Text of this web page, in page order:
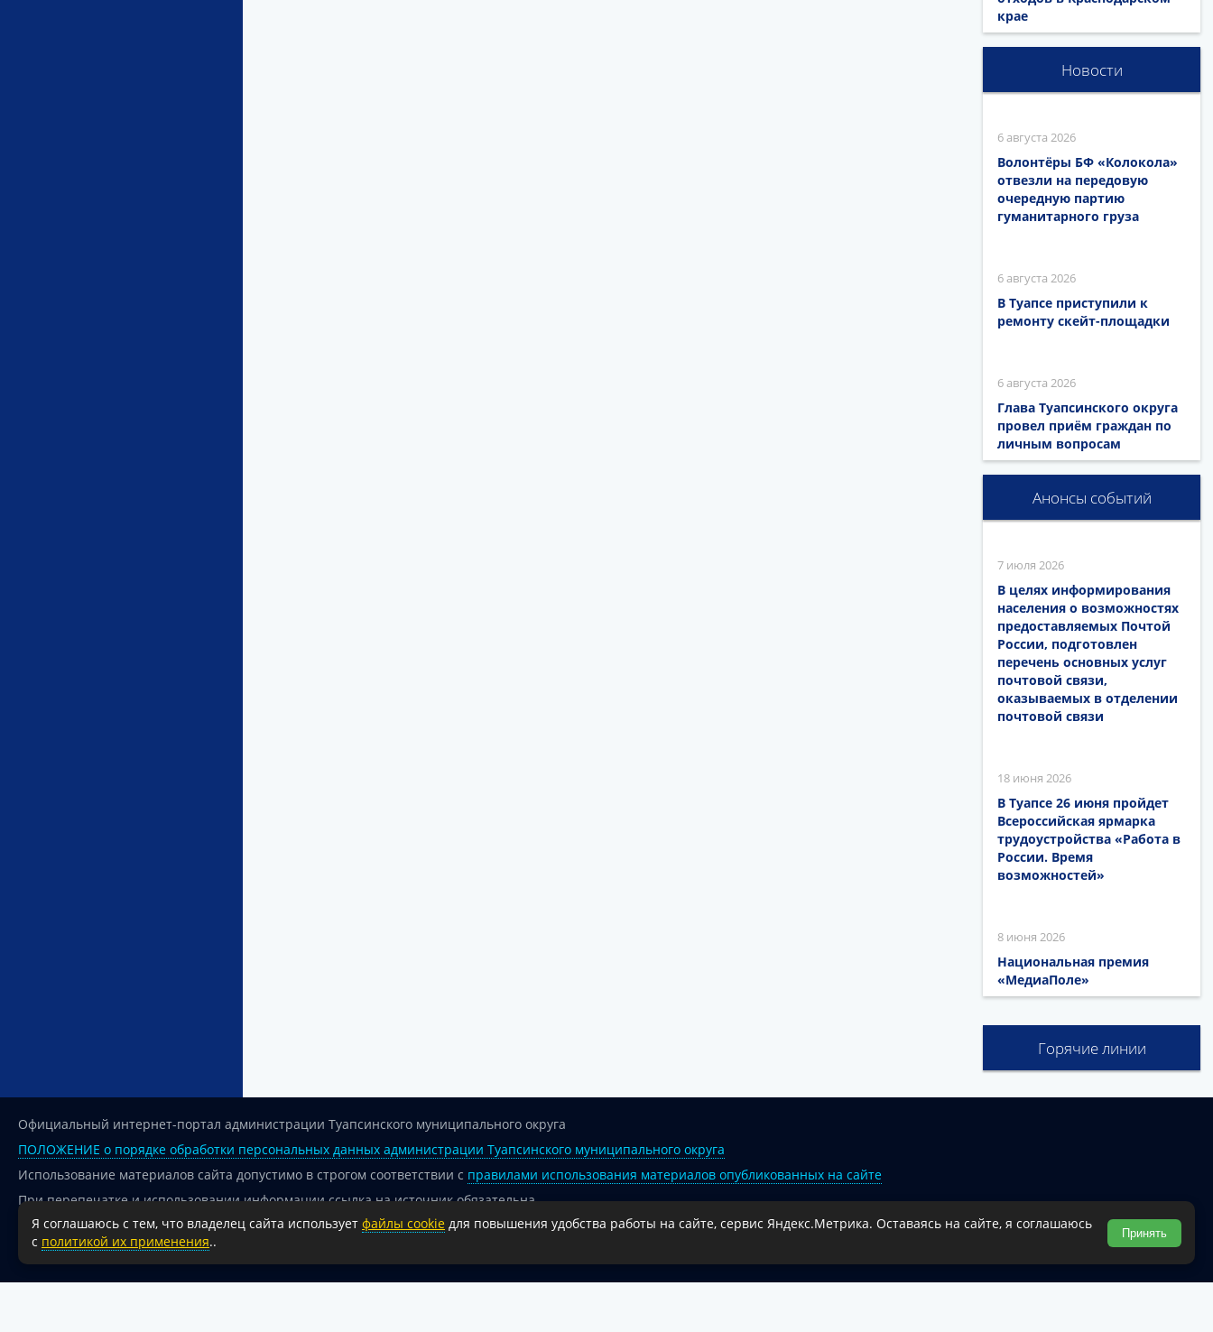
крае
Новости
6 августа 2026
Волонтёры БФ «Колокола»
отвезли на передовую
очередную партию
гуманитарного груза
6 августа 2026
В Туапсе приступили к
ремонту скейт-площадки
6 августа 2026
Глава Туапсинского округа
провел приём граждан по
личным вопросам
Анонсы событий
7 июля 2026
В целях информирования
населения о возможностях
предоставляемых Почтой
России, подготовлен
перечень основных услуг
почтовой связи,
оказываемых в отделении
почтовой связи
18 июня 2026
В Туапсе 26 июня пройдет
Всероссийская ярмарка
трудоустройства «Работа в
России. Время
возможностей»
8 июня 2026
Национальная премия
«МедиаПоле»
Горячие линии
Официальный интернет-портал администрации Туапсинского муниципального округа
ПОЛОЖЕНИЕ о порядке обработки персональных данных администрации Туапсинского муниципального округа
Использование материалов сайта допустимо в строгом соответствии с правилами использования материалов опубликованных на сайте
При перепечатке и использовании информации ссылка на источник обязательна.
Для сайтов и страниц сети Интернет обязательна активная гиперссылка на официальный интернет-портал администрации Туапсинского муниципального округа.
18+
Я соглашаюсь с тем, что владелец сайта использует файлы cookie для повышения удобства работы на сайте, сервис Яндекс.Метрика. Оставаясь на сайте, я соглашаюсь
с политикой их применения.. Принять